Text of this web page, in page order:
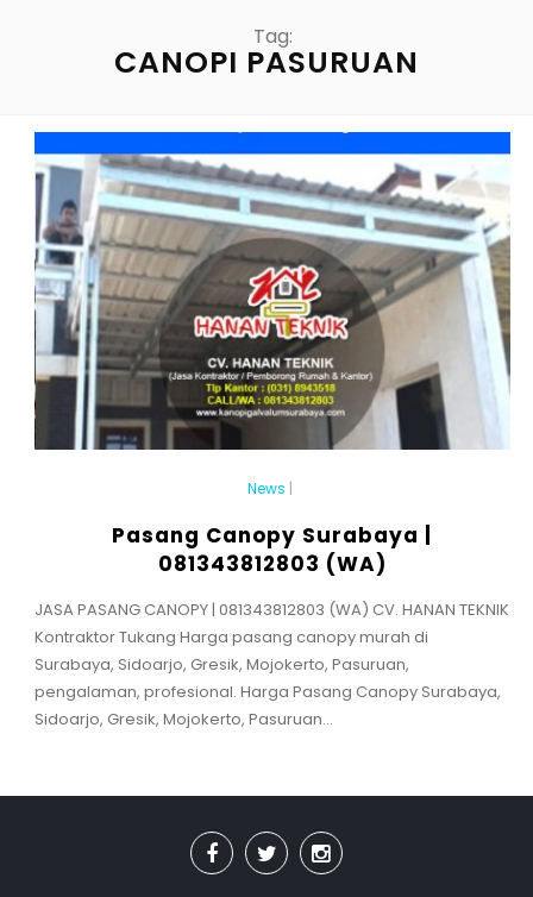
Tag:
CANOPI PASURUAN
News |
Pasang Canopy Surabaya |
081343812803 (WA)
JASA PASANG CANOPY | 081343812803 (WA) CV. HANAN TEKNIK
Kontraktor Tukang Harga pasang canopy murah di
Surabaya, Sidoarjo, Gresik, Mojokerto, Pasuruan,
pengalaman, profesional. Harga Pasang Canopy Surabaya,
Sidoarjo, Gresik, Mojokerto, Pasuruan...